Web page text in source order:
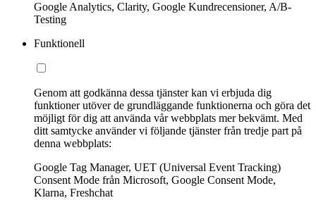
Google Analytics, Clarity, Google Kundrecensioner, A/B-
Testing
Funktionell
Genom att godkänna dessa tjänster kan vi erbjuda dig
funktioner utöver de grundläggande funktionerna och göra det
möjligt för dig att använda vår webbplats mer bekvämt. Med
ditt samtycke använder vi följande tjänster från tredje part på
denna webbplats:
Google Tag Manager, UET (Universal Event Tracking)
Consent Mode från Microsoft, Google Consent Mode,
Klarna, Freshchat